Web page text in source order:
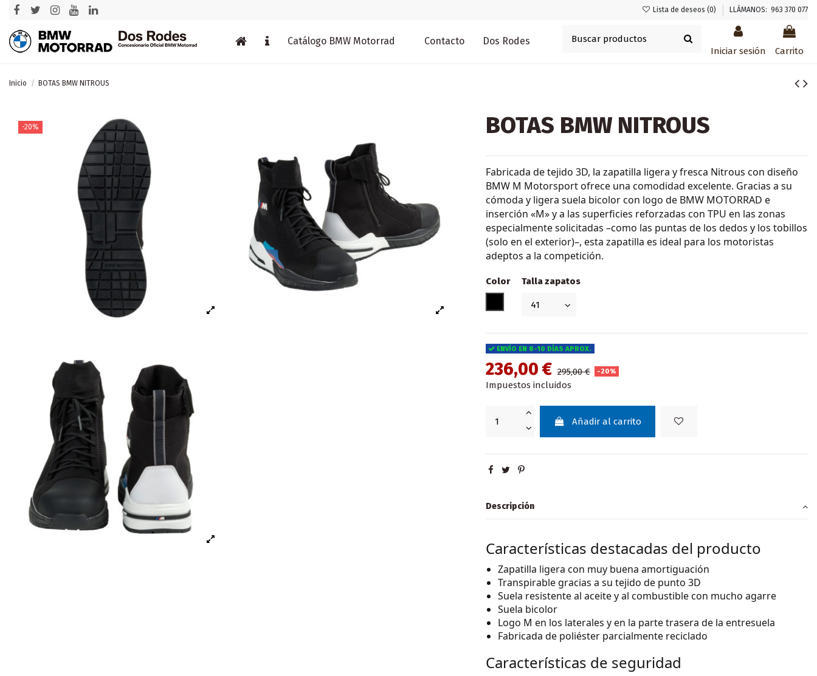
Lista de deseos (0) LLÁMANOS: 963 370 077
Catálogo BMW Motorrad Dos Rodes
Contacto
Iniciar sesión Carrito
Inicio BOTAS BMW NITROUS
-20% BOTAS BMW NITROUS
Fabricada de tejido 3D, la zapatilla ligera y fresca Nitrous con diseño
BMW M Motorsport ofrece una comodidad excelente. Gracias a su
cómoda y ligera suela bicolor con logo de BMW MOTORRAD e
inserción «M» y a las superficies reforzadas con TPU en las zonas
especialmente solicitadas –como las puntas de los dedos y los tobillos
(solo en el exterior)–, esta zapatilla es ideal para los motoristas
adeptos a la competición.
Color
Talla zapatos
ENVÍO EN 8-10 DÍAS APROX.
236,00 € 295,00 € -20%
Impuestos incluidos
Añadir al carrito
Descripción
Características destacadas del producto
Zapatilla ligera con muy buena amortiguación
Transpirable gracias a su tejido de punto 3D
Suela resistente al aceite y al combustible con mucho agarre
Suela bicolor
Logo M en los laterales y en la parte trasera de la entresuela
Fabricada de poliéster parcialmente reciclado
Características de seguridad